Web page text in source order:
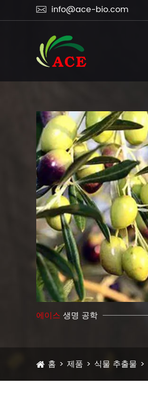
 info@ace-bio.com
에이스 생명 공학
홈 제품 식물 추출물